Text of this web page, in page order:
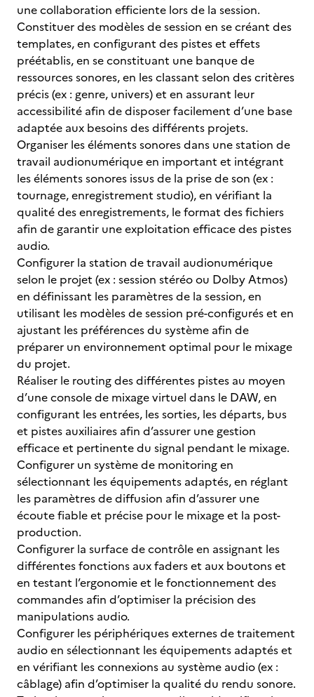
une collaboration efficiente lors de la session.
Constituer des modèles de session en se créant des
templates, en configurant des pistes et effets
préétablis, en se constituant une banque de
ressources sonores, en les classant selon des critères
précis (ex : genre, univers) et en assurant leur
accessibilité afin de disposer facilement d’une base
adaptée aux besoins des différents projets.
Organiser les éléments sonores dans une station de
travail audionumérique en important et intégrant
les éléments sonores issus de la prise de son (ex :
tournage, enregistrement studio), en vérifiant la
qualité des enregistrements, le format des fichiers
afin de garantir une exploitation efficace des pistes
audio.
Configurer la station de travail audionumérique
selon le projet (ex : session stéréo ou Dolby Atmos)
en définissant les paramètres de la session, en
utilisant les modèles de session pré-configurés et en
ajustant les préférences du système afin de
préparer un environnement optimal pour le mixage
du projet.
Réaliser le routing des différentes pistes au moyen
d’une console de mixage virtuel dans le DAW, en
configurant les entrées, les sorties, les départs, bus
et pistes auxiliaires afin d’assurer une gestion
efficace et pertinente du signal pendant le mixage.
Configurer un système de monitoring en
sélectionnant les équipements adaptés, en réglant
les paramètres de diffusion afin d’assurer une
écoute fiable et précise pour le mixage et la post-
production.
Configurer la surface de contrôle en assignant les
différentes fonctions aux faders et aux boutons et
en testant l’ergonomie et le fonctionnement des
commandes afin d’optimiser la précision des
manipulations audio.
Configurer les périphériques externes de traitement
audio en sélectionnant les équipements adaptés et
en vérifiant les connexions au système audio (ex :
câblage) afin d’optimiser la qualité du rendu sonore.